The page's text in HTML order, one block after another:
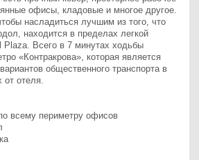
офисы, кладовые и многое другое.
насладиться лучшим из того, что
находится в пределах легкой
Plaza. Всего в 7 минутах ходьбы
«Контракрова», которая является
общественного транспорта в
от отеля.
всему периметру офисов